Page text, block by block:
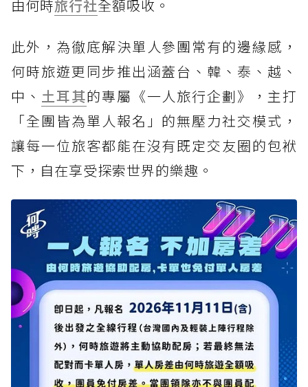
由何時旅行社全額吸收。
此外，為徹底解決單人參團常有的邊緣感，
何時旅遊更同步推出涵蓋台、韓、泰、越、
中、 土耳其的專屬《一人旅行企劃》，主打
「全團皆為單人報名」的無壓力社交模式，
讓每一位旅客都能在沒有既定交友圈的包袱
下，自在享受探索世界的樂趣。